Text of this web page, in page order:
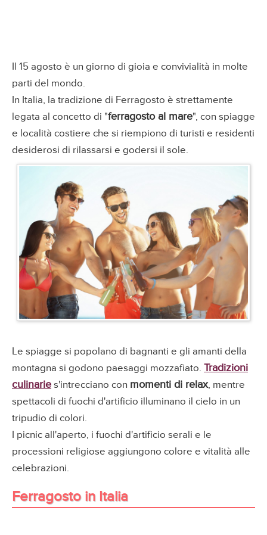
Il 15 agosto è un giorno di gioia e convivialità in molte
parti del mondo.
In Italia, la tradizione di Ferragosto è strettamente
legata al concetto di "ferragosto al mare", con spiagge
e località costiere che si riempiono di turisti e residenti
desiderosi di rilassarsi e godersi il sole.
Le spiagge si popolano di bagnanti e gli amanti della
montagna si godono paesaggi mozzafiato. Tradizioni
culinarie s'intrecciano con momenti di relax, mentre
spettacoli di fuochi d'artificio illuminano il cielo in un
tripudio di colori.
I picnic all'aperto, i fuochi d'artificio serali e le
processioni religiose aggiungono colore e vitalità alle
celebrazioni.
Ferragosto in Italia